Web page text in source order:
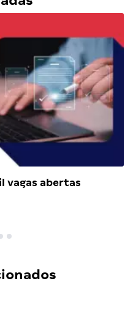
vagas abertas